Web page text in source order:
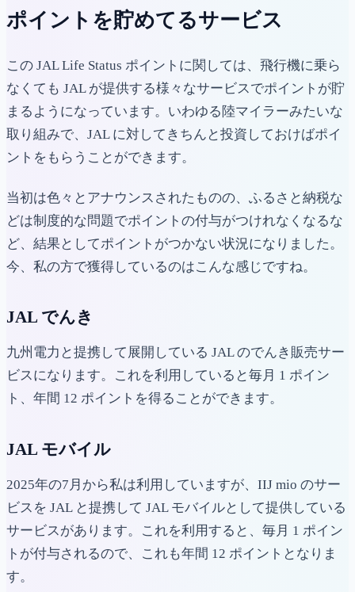
ポイントを貯めてるサービス
この JAL Life Status ポイントに関しては、飛行機に乗ら
なくても JAL が提供する様々なサービスでポイントが貯
まるようになっています。いわゆる陸マイラーみたいな
取り組みで、JAL に対してきちんと投資しておけばポイ
ントをもらうことができます。
当初は色々とアナウンスされたものの、ふるさと納税な
どは制度的な問題でポイントの付与がつけれなくなるな
ど、結果としてポイントがつかない状況になりました。
今、私の方で獲得しているのはこんな感じですね。
JAL でんき
九州電力と提携して展開している JAL のでんき販売サー
ビスになります。これを利用していると毎月 1 ポイン
ト、年間 12 ポイントを得ることができます。
JAL モバイル
2025年の7月から私は利用していますが、IIJ mio のサー
ビスを JAL と提携して JAL モバイルとして提供している
サービスがあります。これを利用すると、毎月 1 ポイン
トが付与されるので、これも年間 12 ポイントとなりま
す。